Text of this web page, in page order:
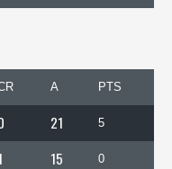
A PTS
21 5
15 0